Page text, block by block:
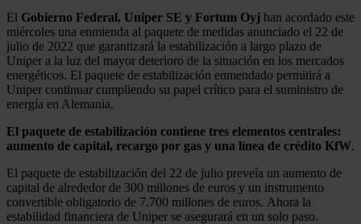
El Gobierno Federal, Uniper SE y Fortum Oyj han acordado este
miércoles una enmienda al paquete de medidas anunciado el 22 de
julio de 2022 que garantizará la estabilización a largo plazo de
Uniper a la luz del mayor deterioro de la situación en los mercados
energéticos. El paquete de estabilización enmendado permitirá a
Uniper continuar cumpliendo su papel crítico para el suministro de
energía en Alemania.
El paquete de estabilización contiene tres elementos centrales:
aumento de capital, recargo por gas y una línea de crédito KfW.
El paquete de estabilización del 22 de julio preveía un aumento de
capital de alrededor de 300 millones de euros y un instrumento
convertible obligatorio de 7.700 millones de euros. Ahora la
estabilidad financiera de Uniper se asegurará en un solo paso.